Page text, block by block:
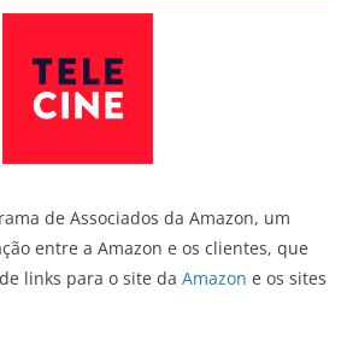
de Associados da Amazon, um
entre a Amazon e os clientes, que
links para o site da Amazon e os sites